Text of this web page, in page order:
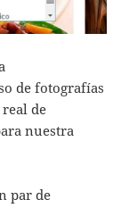
de fotografías
real de
nuestra
par de